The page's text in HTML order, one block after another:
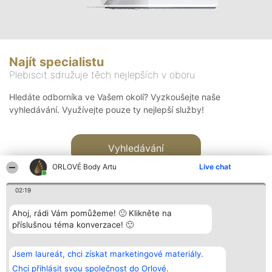
ORLOVÉ Body Artu Live chat
02:19
Ahoj, rádi Vám pomůžeme! 🙂 Klikněte na
příslušnou téma konverzace! 🙂
Jsem laureát, chci získat marketingové materiály.
Chci přihlásit svou společnost do Orlové.
Najít specialistu
Plebiscit sdružuje těch nejlepších v oboru
Hledáte odborníka ve Vašem okolí? Vyzkoušejte naše
vyhledávání. Využívejte pouze ty nejlepší služby!
Vyhledávání
Bright Side Solutions sp. z o.
o. sp. k.
ul. Ruska 22
Vítězové
Seznam všech
laureátů
Kontakt